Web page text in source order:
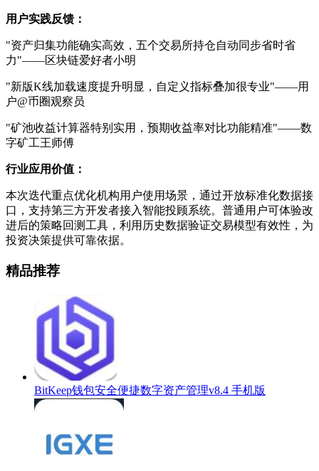
用户实践反馈：
"资产归集功能确实高效，五个交易所持仓自动同步省时省
力"——区块链爱好者小明
"新版K线加载速度提升明显，自定义指标叠加很专业"——用
户@币圈观察员
"矿池收益计算器特别实用，预期收益率对比功能精准"——数
字矿工王师傅
行业应用价值：
本次迭代重点优化机构用户使用场景，通过开放标准化数据接
口，支持第三方开发者接入智能投顾系统。普通用户可体验改
进后的策略回测工具，利用历史数据验证交易模型有效性，为
投资决策提供可靠依据。
精品推荐
BitKeep钱包安全便捷数字资产管理v8.4 手机版